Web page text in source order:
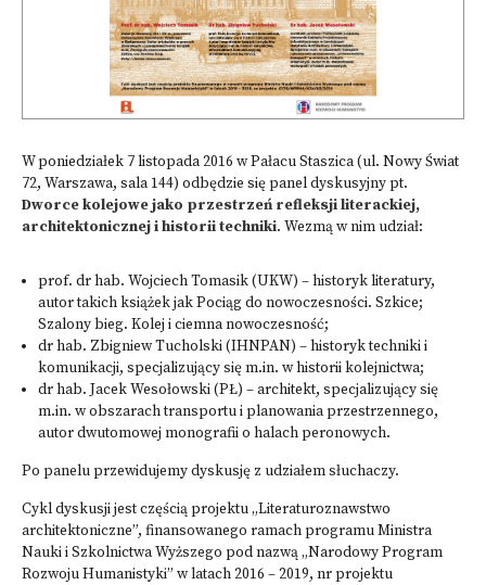
W poniedziałek 7 listopada 2016 w Pałacu Staszica (ul. Nowy Świat
72, Warszawa, sala 144) odbędzie się panel dyskusyjny pt.
Dworce kolejowe jako przestrzeń refleksji literackiej,
architektonicznej i historii techniki. Wezmą w nim udział:
prof. dr hab. Wojciech Tomasik (UKW) – historyk literatury,
autor takich książek jak Pociąg do nowoczesności. Szkice;
Szalony bieg. Kolej i ciemna nowoczesność;
dr hab. Zbigniew Tucholski (IHNPAN) – historyk techniki i
komunikacji, specjalizujący się m.in. w historii kolejnictwa;
dr hab. Jacek Wesołowski (PŁ) – architekt, specjalizujący się
m.in. w obszarach transportu i planowania przestrzennego,
autor dwutomowej monografii o halach peronowych.
Po panelu przewidujemy dyskusję z udziałem słuchaczy.
Cykl dyskusji jest częścią projektu „Literaturoznawstwo
architektoniczne”, finansowanego ramach programu Ministra
Nauki i Szkolnictwa Wyższego pod nazwą „Narodowy Program
Rozwoju Humanistyki” w latach 2016 – 2019, nr projektu